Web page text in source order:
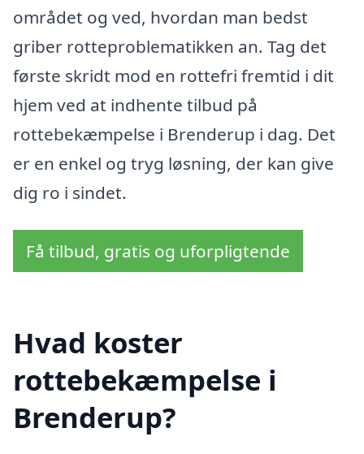
området og ved, hvordan man bedst
griber rotteproblematikken an. Tag det
første skridt mod en rottefri fremtid i dit
hjem ved at indhente tilbud på
rottebekæmpelse i Brenderup i dag. Det
er en enkel og tryg løsning, der kan give
dig ro i sindet.
Få tilbud, gratis og uforpligtende
Hvad koster
rottebekæmpelse i
Brenderup?